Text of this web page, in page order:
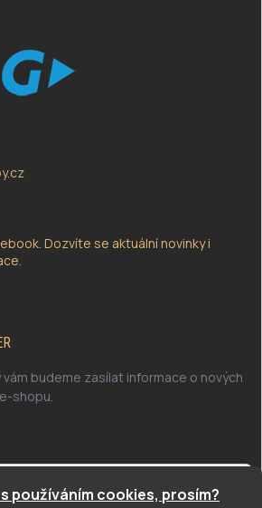
používáním cookies, prosím?
Dozvíte se aktuální novinky i
budeme zasílat informace o nových
shopu.